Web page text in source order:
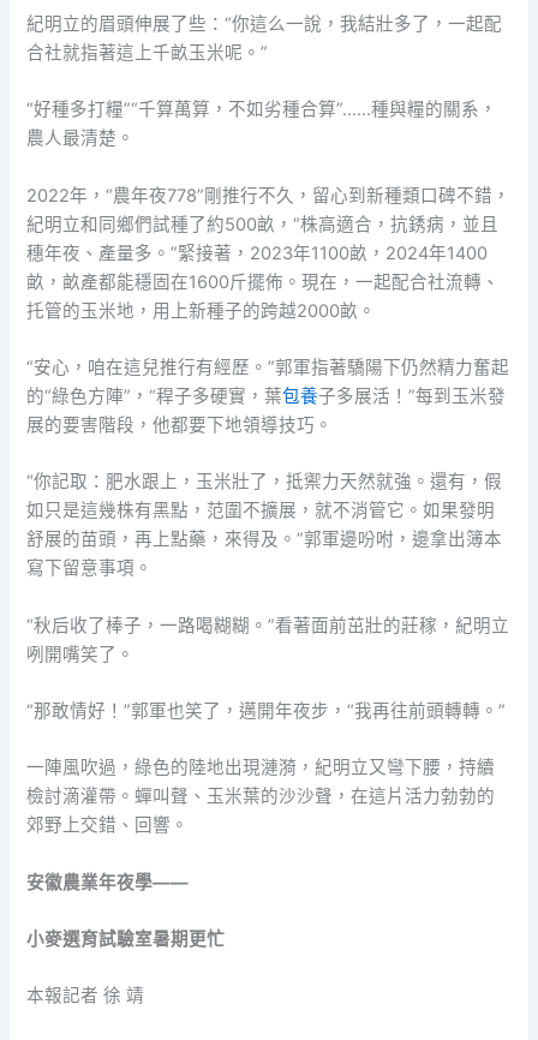
紀明立的眉頭伸展了些：“你這么一說，我結壯多了，一起配
合社就指著這上千畝玉米呢。”
“好種多打糧”“千算萬算，不如劣種合算”……種與糧的關系，
農人最清楚。
2022年，“農年夜778”剛推行不久，留心到新種類口碑不錯，
紀明立和同鄉們試種了約500畝，“株高適合，抗銹病，並且
穗年夜、產量多。”緊接著，2023年1100畝，2024年1400
畝，畝產都能穩固在1600斤擺佈。現在，一起配合社流轉、
托管的玉米地，用上新種子的跨越2000畝。
“安心，咱在這兒推行有經歷。”郭軍指著驕陽下仍然精力奮起
的“綠色方陣”，“稈子多硬實，葉包養子多展活！”每到玉米發
展的要害階段，他都要下地領導技巧。
“你記取：肥水跟上，玉米壯了，抵禦力天然就強。還有，假
如只是這幾株有黑點，范圍不擴展，就不消管它。如果發明
舒展的苗頭，再上點藥，來得及。”郭軍邊吩咐，邊拿出簿本
寫下留意事項。
“秋后收了棒子，一路喝糊糊。”看著面前茁壯的莊稼，紀明立
咧開嘴笑了。
“那敢情好！”郭軍也笑了，邁開年夜步，“我再往前頭轉轉。”
一陣風吹過，綠色的陸地出現漣漪，紀明立又彎下腰，持續
檢討滴灌帶。蟬叫聲、玉米葉的沙沙聲，在這片活力勃勃的
郊野上交錯、回響。
安徽農業年夜學——
小麥選育試驗室暑期更忙
本報記者 徐 靖